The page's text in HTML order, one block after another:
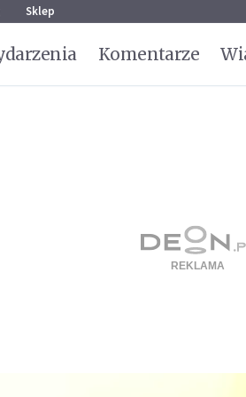
Sklep
Komentarze